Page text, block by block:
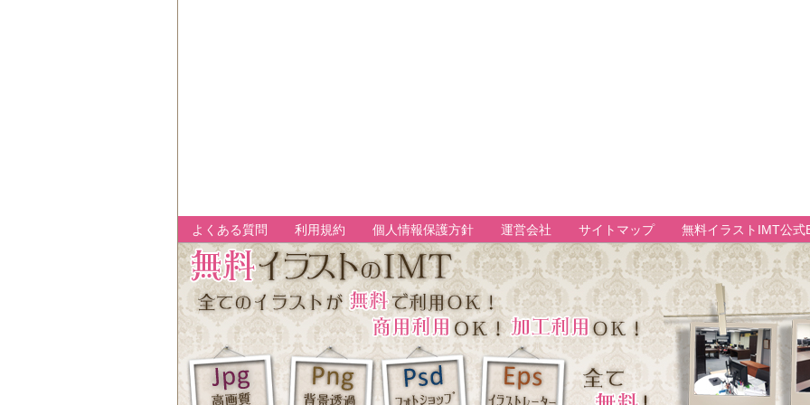
よくある質問 利用規約 個人情報保護方針 運営会社 サイトマップ 無料イラストIMT公式